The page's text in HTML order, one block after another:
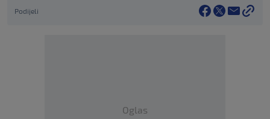
Podijeli
Oglas